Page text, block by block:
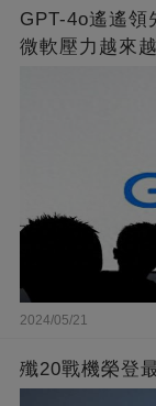
GPT-4o遙遙領
微軟壓力越來
2024/05/21
殲20戰機榮登